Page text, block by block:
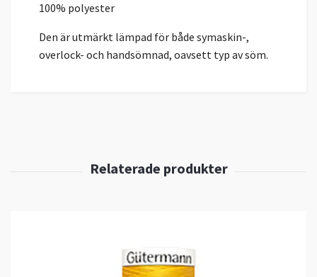
100% polyester
Den är utmärkt lämpad för både symaskin-,
overlock- och handsömnad, oavsett typ av söm.